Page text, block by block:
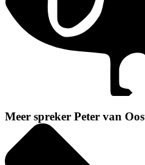
Meer spreker Peter van